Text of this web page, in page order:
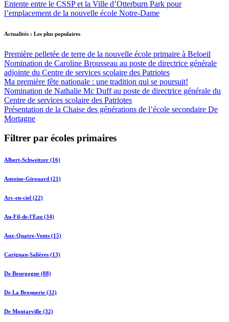
Entente entre le CSSP et la Ville d’Otterburn Park pour
l’emplacement de la nouvelle école Notre-Dame
Actualités : Les plus populaires
Première pelletée de terre de la nouvelle école primaire à Beloeil
Nomination de Caroline Brousseau au poste de directrice générale
adjointe du Centre de services scolaire des Patriotes
Ma première fête nationale : une tradition qui se poursuit!
Nomination de Nathalie Mc Duff au poste de directrice générale du
Centre de services scolaire des Patriotes
Présentation de la Chaise des générations de l’école secondaire De
Mortagne
Filtrer par écoles primaires
Albert-Schweitzer (16)
Antoine-Girouard (21)
Arc-en-ciel (22)
Au-Fil-de-l'Eau (34)
Aux-Quatre-Vents (15)
Carignan-Salières (13)
De Bourgogne (88)
De La Broquerie (32)
De Montarville (32)